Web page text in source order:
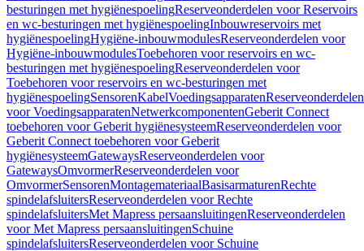
besturingen met hygiënespoelingReserveonderdelen voor Reservoirs
en wc-besturingen met hygiënespoelingInbouwreservoirs met
hygiënespoelingHygiëne-inbouwmodulesReserveonderdelen voor
Hygiëne-inbouwmodulesToebehoren voor reservoirs en wc-
besturingen met hygiënespoelingReserveonderdelen voor
Toebehoren voor reservoirs en wc-besturingen met
hygiënespoelingSensorenKabelVoedingsapparatenReserveonderdelen
voor VoedingsapparatenNetwerkcomponentenGeberit Connect
toebehoren voor Geberit hygiënesysteemReserveonderdelen voor
Geberit Connect toebehoren voor Geberit
hygiënesysteemGatewaysReserveonderdelen voor
GatewaysOmvormerReserveonderdelen voor
OmvormerSensorenMontagemateriaalBasisarmaturenRechte
spindelafsluitersReserveonderdelen voor Rechte
spindelafsluitersMet Mapress persaansluitingenReserveonderdelen
voor Met Mapress persaansluitingenSchuine
spindelafsluitersReserveonderdelen voor Schuine